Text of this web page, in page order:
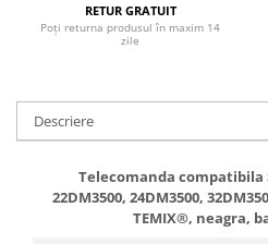
RETUR GRATUIT
Poți returna produsul în maxim 14
zile
Descriere
Telecomanda compatibila
22DM3500, 24DM3500,
TEMIX®, neagra,